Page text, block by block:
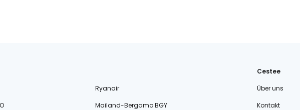
Ryanair
Mailand-Bergamo BGY
Cestee
Über uns
Kontakt